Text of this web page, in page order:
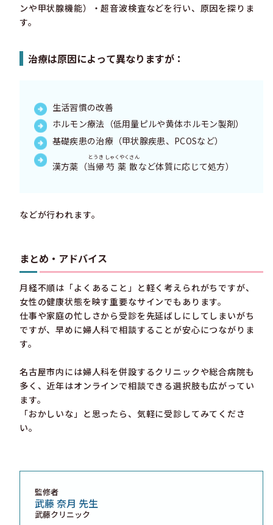
ンや甲状腺機能）・超音波検査などを行い、原因を探りま
す。
治療は原因によって異なりますが：
生活習慣の改善
ホルモン療法（低用量ピルや黄体ホルモン製剤）
基礎疾患の治療（甲状腺疾患、PCOSなど）
漢方薬（当帰
とうき
芍薬散
しゃくやくさん
など体質に応じて処方）
などが行われます。
まとめ・アドバイス
月経不順は「よくあること」と軽く考えられがちですが、
女性の健康状態を映す重要なサインでもあります。
仕事や家庭の忙しさから受診を先延ばしにしてしまいがち
ですが、早めに婦人科で相談することが安心につながりま
す。
名古屋市内には婦人科を併設するクリニックや総合病院も
多く、近年はオンラインで相談できる選択肢も広がってい
ます。
「おかしいな」と思ったら、気軽に受診してみてくださ
い。
監修者
武藤 奈月 先生
武藤クリニック